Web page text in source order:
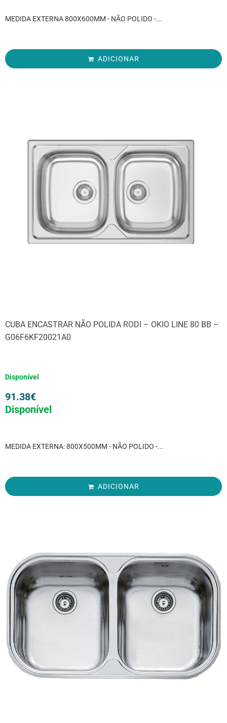
MEDIDA EXTERNA 800X600MM - NÃO POLIDO -...
ADICIONAR
CUBA ENCASTRAR NÃO POLIDA RODI – OKIO LINE 80 BB –
G06F6KF20021A0
Disponível
91.38€
Disponível
MEDIDA EXTERNA: 800X500MM - NÃO POLIDO -...
ADICIONAR